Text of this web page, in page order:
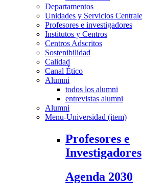
Departamentos
Unidades y Servicios
Profesores e investigadores
Institutos y Centros
Centros Adscritos
Sostenibilidad
Calidad
Canal Ético
Alumni
todos los alumni
entrevistas alumni
Alumni
Menu-Universidad (item)
Profesores e
Investigadores
Agenda 2030